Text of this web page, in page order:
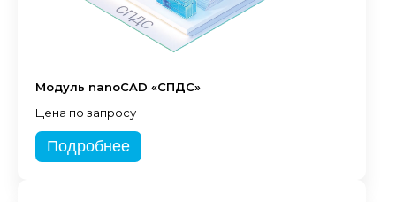
Модуль nanoCAD «СПДС»
Цена по запросу
Подробнее